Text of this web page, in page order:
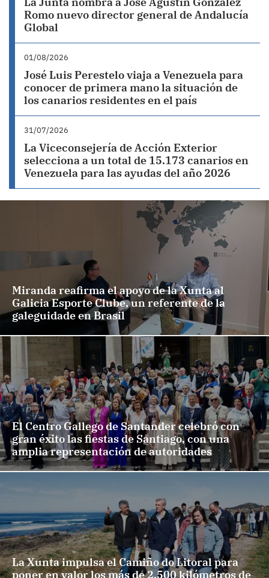
Romo nuevo director general de Andalucía
Global
01/08/2026
José Luis Perestelo viaja a Venezuela para
conocer de primera mano la situación de
los canarios residentes en el país
31/07/2026
La Viceconsejería de Acción Exterior
selecciona a un total de 15.173 canarios en
Venezuela para las ayudas del año 2026
Miranda reafirma el apoyo de la Xunta al
Galicia Esporte Clube, un referente de la
galeguidade en Brasil
El Centro Gallego de Santander celebró con
gran éxito las fiestas de Santiago, con una
amplia representación de autoridades
La Xunta impulsa el Camiño do Litoral para
poner en valor los más de 2.500 kilómetros de